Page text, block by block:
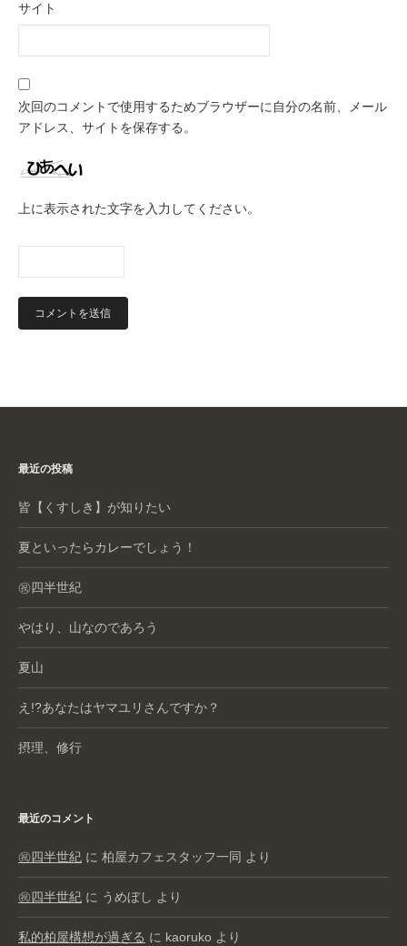
サイト
次回のコメントで使用するためブラウザーに自分の名前、メール
アドレス、サイトを保存する。
上に表示された文字を入力してください。
最近の投稿
皆【くすしき】が知りたい
夏といったらカレーでしょう！
㊗️四半世紀
やはり、山なのであろう
夏山
え!?あなたはヤマユリさんですか？
摂理、修行
最近のコメント
㊗️四半世紀 に 柏屋カフェスタッフ一同 より
㊗️四半世紀 に うめぼし より
私的柏屋構想が過ぎる に kaoruko より